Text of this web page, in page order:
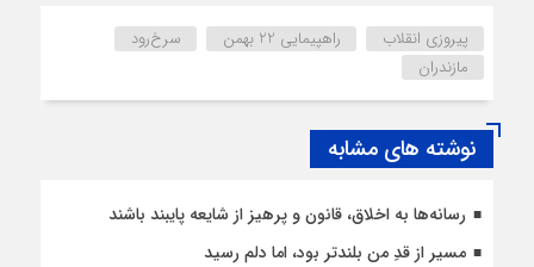
پیروزی انقلاب راهپیمایی 22 بهمن
سرخ‌رود
مازندران
نوشته های مشابه
رسانه‌ها به اخلاق، قانون و پرهیز از شایعه پایبند باشند
مسیر از قدِ من بلندتر بود، اما دلم رسید